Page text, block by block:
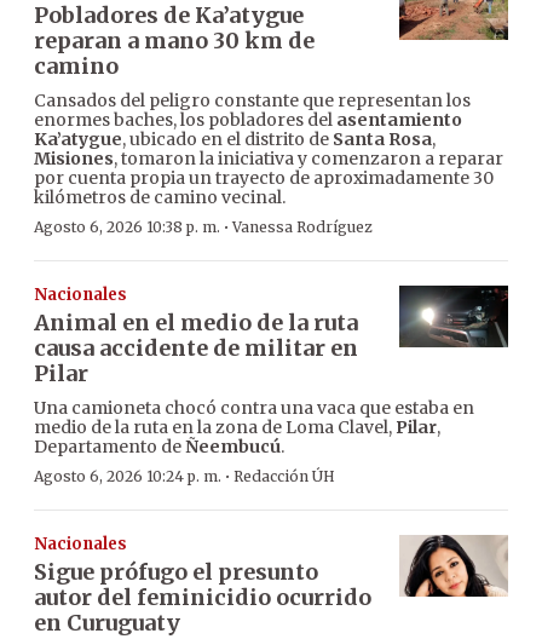
Pobladores de Ka’atygue
reparan a mano 30 km de
camino
Cansados del peligro constante que representan los
enormes baches, los pobladores del asentamiento
Ka’atygue, ubicado en el distrito de Santa Rosa,
Misiones, tomaron la iniciativa y comenzaron a reparar
por cuenta propia un trayecto de aproximadamente 30
kilómetros de camino vecinal.
Agosto 6, 2026 10:38 p. m. ·Vanessa Rodríguez
Nacionales
Animal en el medio de la ruta
causa accidente de militar en
Pilar
Una camioneta chocó contra una vaca que estaba en
medio de la ruta en la zona de Loma Clavel, Pilar,
Departamento deÑeembucú.
Agosto 6, 2026 10:24 p. m. · Redacción ÚH
Nacionales
Sigue prófugo el presunto
autor del feminicidio ocurrido
en Curuguaty